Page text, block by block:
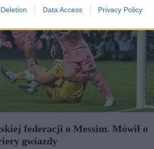
Data Access Privacy Policy
federacji o Messim. Mówił o
gwiazdy